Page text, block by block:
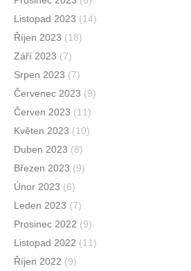
Listopad 2023 (14)
Říjen 2023 (18)
Září 2023 (7)
Srpen 2023 (7)
Červenec 2023 (9)
Červen 2023 (11)
Květen 2023 (10)
Duben 2023 (8)
Březen 2023 (9)
Únor 2023 (6)
Leden 2023 (7)
Prosinec 2022 (9)
Listopad 2022 (11)
Říjen 2022 (9)